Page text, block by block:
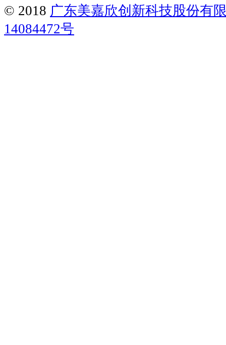
© 2018 广东美嘉欣创新科技股份有
14084472号